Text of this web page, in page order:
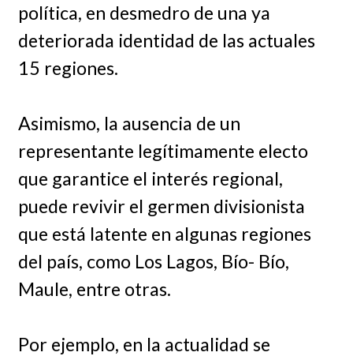
política, en desmedro de una ya
deteriorada identidad de las actuales
15 regiones.
Asimismo, la ausencia de un
representante legítimamente electo
que garantice el interés regional,
puede revivir el germen divisionista
que está latente en algunas regiones
del país, como Los Lagos, Bío- Bío,
Maule, entre otras.
Por ejemplo, en la actualidad se